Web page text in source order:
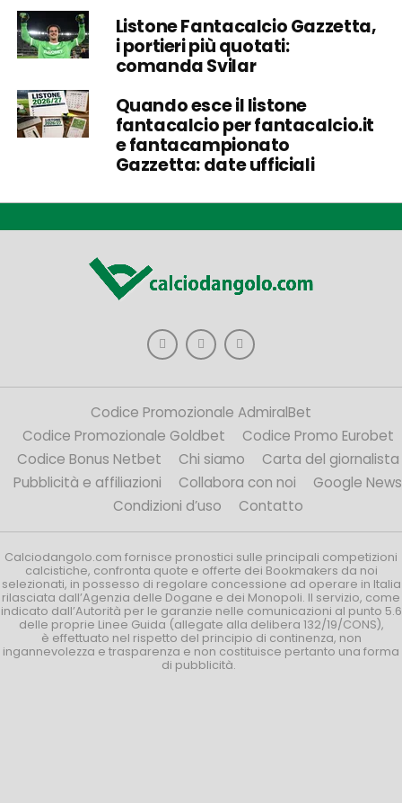
Listone Fantacalcio Gazzetta,
i portieri più quotati:
comanda Svilar
Quando esce il listone
fantacalcio per fantacalcio.it
e fantacampionato
Gazzetta: date ufficiali
Codice Promozionale AdmiralBet
Codice Promozionale Goldbet
Codice Promo Eurobet
Codice Bonus Netbet
Chi siamo
Carta del giornalista
Pubblicità e affiliazioni
Collabora con noi
Google News
Condizioni d’uso
Contatto
Calciodangolo.com fornisce pronostici sulle principali competizioni
calcistiche, confronta quote e offerte dei Bookmakers da noi
selezionati, in possesso di regolare concessione ad operare in Italia
rilasciata dall’Agenzia delle Dogane e dei Monopoli. Il servizio, come
indicato dall’Autorità per le garanzie nelle comunicazioni al punto 5.6
delle proprie Linee Guida (allegate alla delibera 132/19/CONS),
è effettuato nel rispetto del principio di continenza, non
ingannevolezza e trasparenza e non costituisce pertanto una forma
di pubblicità.